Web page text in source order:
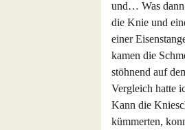
und… Was dann
die Knie und
einer
kamen die
stöhnend auf
Vergleich hatte
Kann die
kümmerten,